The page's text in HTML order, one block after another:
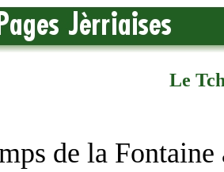
Le
de la Fontaine